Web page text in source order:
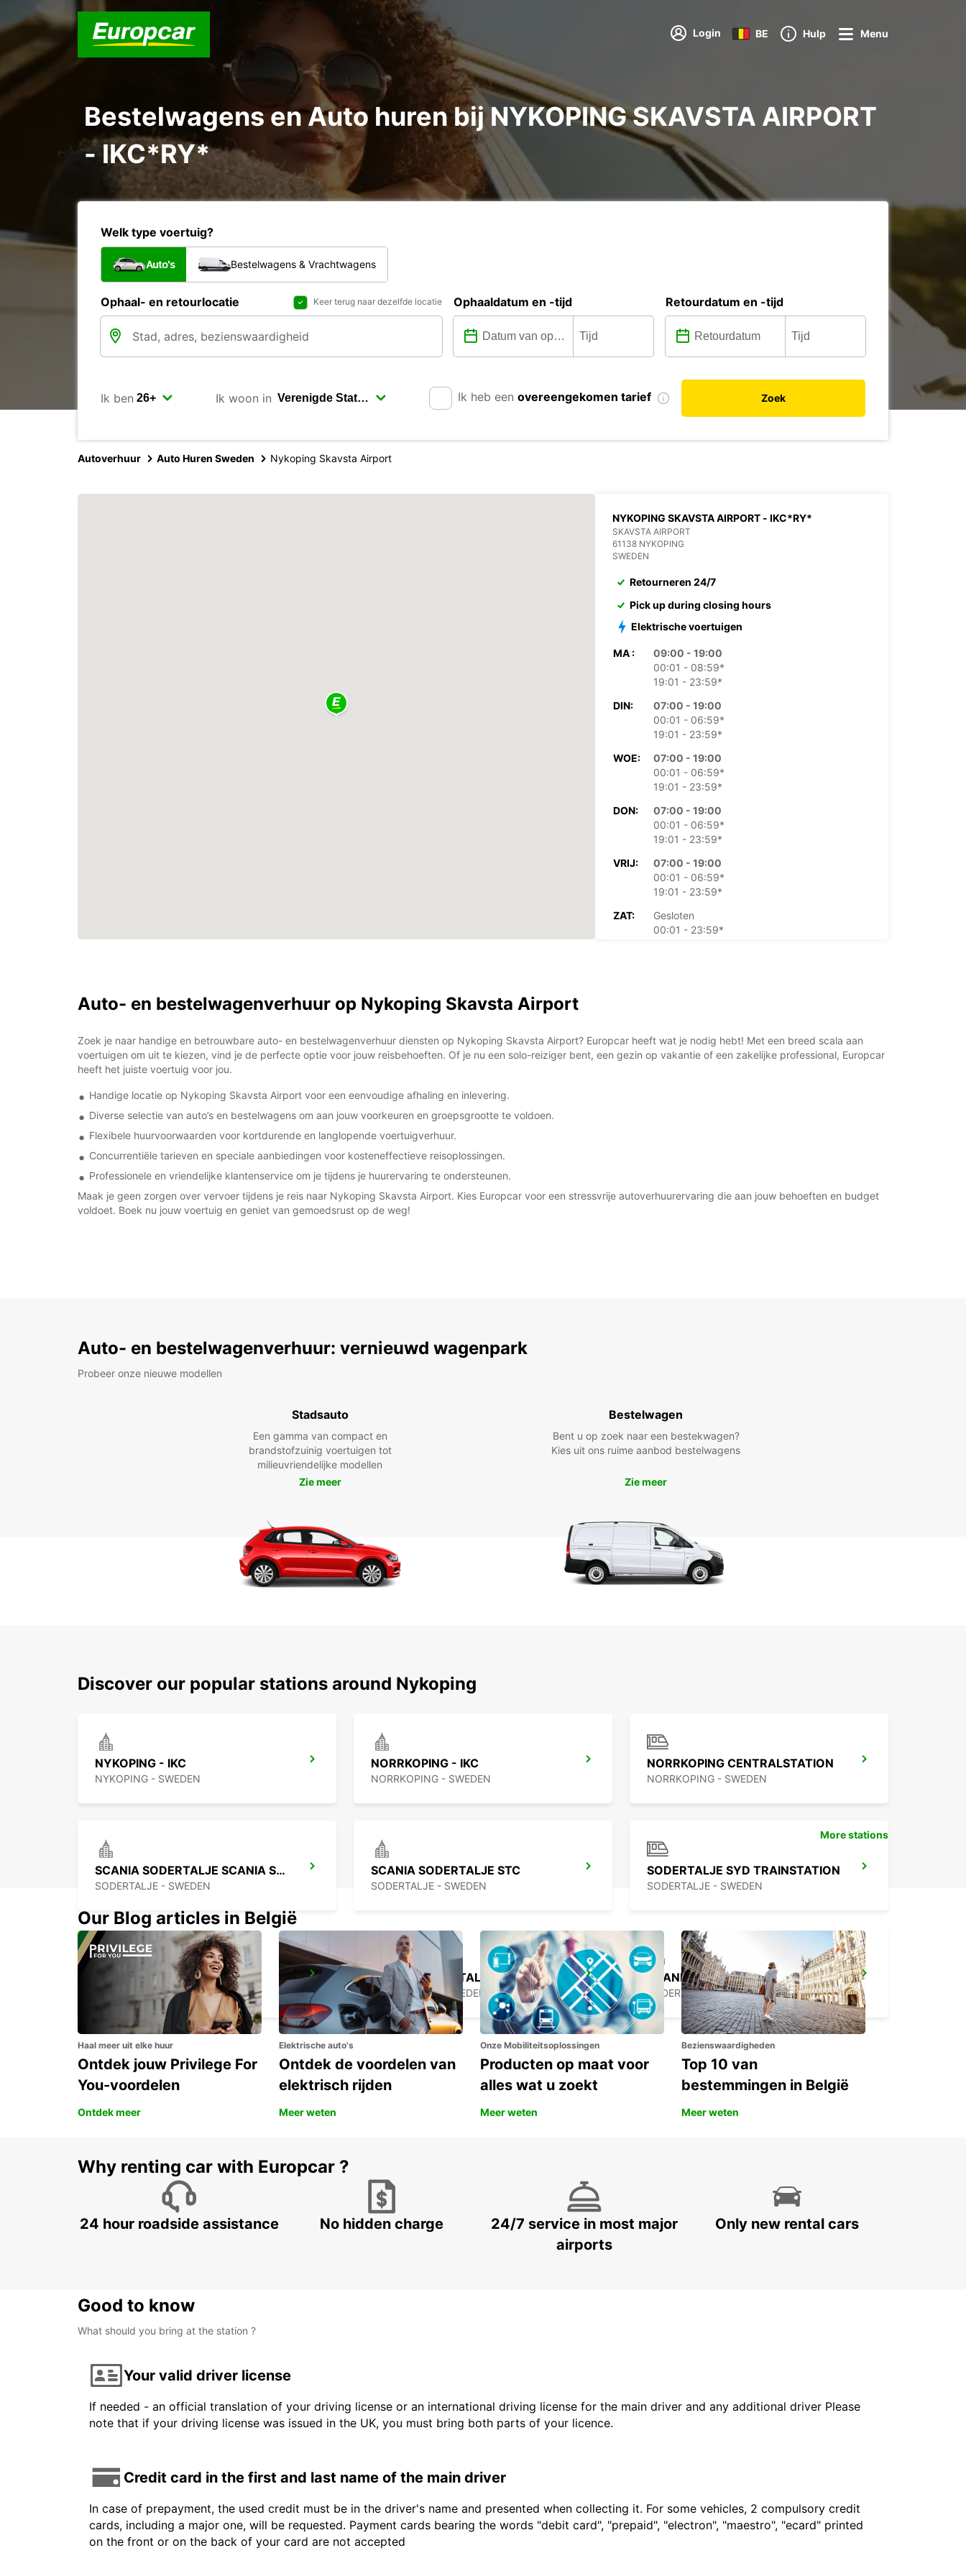
Login BE Hulp Menu
Bestelwagens en Auto huren bij NYKOPING SKAVSTA AIRPORT
- IKC*RY*
Welk type voertuig?
Auto's Bestelwagens & Vrachtwagens
Ophaal- en retourlocatie Keer terug naar dezelfde locatie Ophaaldatum en -tijd Retourdatum en -tijd
Ik ben Ik woon in Ik heb een overeengekomen tarief Zoek
Autoverhuur Auto Huren Sweden Nykoping Skavsta Airport
NYKOPING SKAVSTA AIRPORT - IKC*RY*
SKAVSTA AIRPORT
61138 NYKOPING
SWEDEN
Retourneren 24/7
Pick up during closing hours
Elektrische voertuigen
MA :
09:00 - 19:00
00:01 - 08:59*
19:01 - 23:59*
DIN:
07:00 - 19:00
00:01 - 06:59*
19:01 - 23:59*
WOE:
07:00 - 19:00
00:01 - 06:59*
19:01 - 23:59*
DON:
07:00 - 19:00
00:01 - 06:59*
19:01 - 23:59*
VRIJ:
07:00 - 19:00
00:01 - 06:59*
19:01 - 23:59*
ZAT:
Gesloten
00:01 - 23:59*
+46 (10) 4974646
Auto- en bestelwagenverhuur op Nykoping Skavsta Airport
Zoek je naar handige en betrouwbare auto- en bestelwagenverhuur diensten op Nykoping Skavsta Airport? Europcar heeft wat je nodig hebt! Met een breed scala aan
voertuigen om uit te kiezen, vind je de perfecte optie voor jouw reisbehoeften. Of je nu een solo-reiziger bent, een gezin op vakantie of een zakelijke professional, Europcar
heeft het juiste voertuig voor jou.
Handige locatie op Nykoping Skavsta Airport voor een eenvoudige afhaling en inlevering.
Diverse selectie van auto’s en bestelwagens om aan jouw voorkeuren en groepsgrootte te voldoen.
Flexibele huurvoorwaarden voor kortdurende en langlopende voertuigverhuur.
Concurrentiële tarieven en speciale aanbiedingen voor kosteneffectieve reisoplossingen.
Professionele en vriendelijke klantenservice om je tijdens je huurervaring te ondersteunen.
Maak je geen zorgen over vervoer tijdens je reis naar Nykoping Skavsta Airport. Kies Europcar voor een stressvrije autoverhuurervaring die aan jouw behoeften en budget
voldoet. Boek nu jouw voertuig en geniet van gemoedsrust op de weg!
Auto- en bestelwagenverhuur: vernieuwd wagenpark
Probeer onze nieuwe modellen
Stadsauto
Een gamma van compact en
brandstofzuinig voertuigen tot
milieuvriendelijke modellen
Zie meer
Bestelwagen
Bent u op zoek naar een bestekwagen?
Kies uit ons ruime aanbod bestelwagens
Zie meer
Discover our popular stations around Nykoping
NYKOPING - IKC
NYKOPING - SWEDEN
NORRKOPING - IKC
NORRKOPING - SWEDEN
NORRKOPING CENTRALSTATION
NORRKOPING - SWEDEN
SCANIA SODERTALJE SCANIA SYD
SODERTALJE - SWEDEN
SCANIA SODERTALJE STC
SODERTALJE - SWEDEN
SODERTALJE SYD TRAINSTATION
SODERTALJE - SWEDEN
SCANIA SODERTALJE CK 3
SODERTALJE - SWEDEN
SCANIA SODERTALJE BYGGNAD 210
SODERTALJE - SWEDEN
SCANIA SODERTALJE BYGGNAD 150
SODERTALJE - SWEDEN
More stations
Our Blog articles in België
Haal meer uit elke huur
Ontdek jouw Privilege For
You-voordelen
Ontdek meer
Elektrische auto's
Ontdek de voordelen van
elektrisch rijden
Meer weten
Onze Mobiliteitsoplossingen
Producten op maat voor
alles wat u zoekt
Meer weten
Bezienswaardigheden
Top 10 van
bestemmingen in België
Meer weten
Why renting car with Europcar ?
24 hour roadside assistance No hidden charge
24/7 service in most major
airports
Only new rental cars
Good to know
What should you bring at the station ?
Your valid driver license
If needed - an official translation of your driving license or an international driving license for the main driver and any additional driver Please
note that if your driving license was issued in the UK, you must bring both parts of your licence.
Credit card in the first and last name of the main driver
In case of prepayment, the used credit must be in the driver's name and presented when collecting it. For some vehicles, 2 compulsory credit
cards, including a major one, will be requested. Payment cards bearing the words "debit card", "prepaid", "electron", "maestro", "ecard" printed
on the front or on the back of your card are not accepted